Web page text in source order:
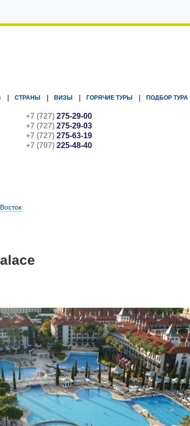
СТРАНЫ ВИЗЫ ГОРЯЧИЕ ТУРЫ ПОДБОР ТУРА
+7 (727) 275-29-00
+7 (727) 275-29-03
+7 (727) 275-63-19
+7 (707) 225-48-40